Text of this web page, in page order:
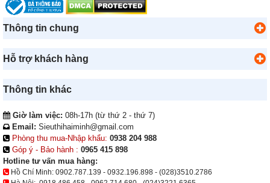
Thông tin chung
Hỗ trợ khách hàng
Thông tin khác
Giờ làm việc: 08h-17h (từ thứ 2 - thứ 7)
Email: Sieuthihaiminh@gmail.com
Phòng thu mua-Nhập khẩu: 0938 204 988
Góp ý - Bảo hành : 0965 415 898
Hotline tư vấn mua hàng:
Hồ Chí Minh: 0902.787.139 - 0932.196.898 - (028)3510.2786